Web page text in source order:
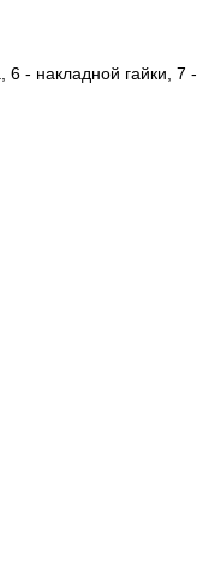
6 - накладной гайки, 7 -